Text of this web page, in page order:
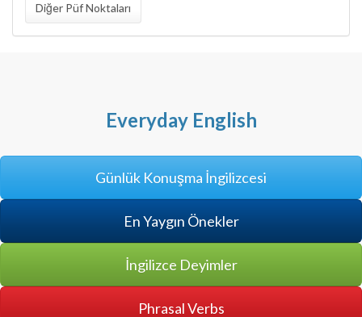
Diğer Püf Noktaları
Everyday English
Günlük Konuşma İngilizcesi
En Yaygın Önekler
İngilizce Deyimler
Phrasal Verbs